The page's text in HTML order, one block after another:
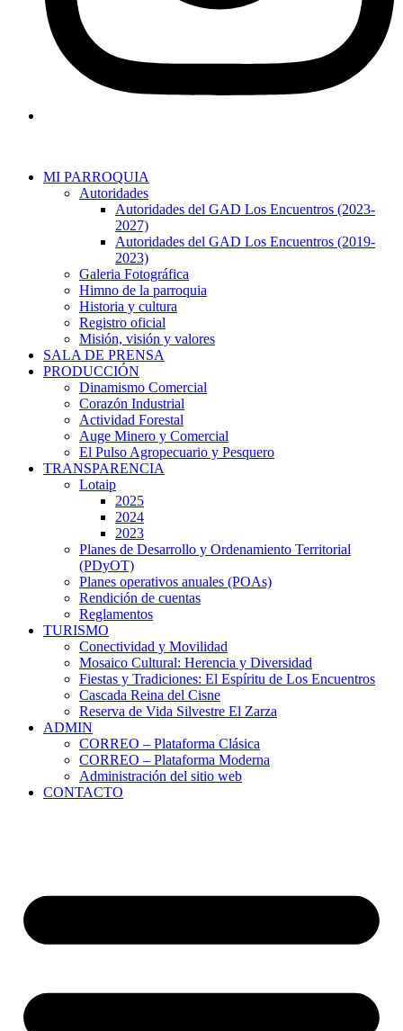
MI PARROQUIA
Autoridades
Autoridades del GAD Los Encuentros (2023-
2027)
Autoridades del GAD Los Encuentros (2019-
2023)
Galeria Fotográfica
Himno de la parroquia
Historia y cultura
Registro oficial
Misión, visión y valores
SALA DE PRENSA
PRODUCCIÓN
Dinamismo Comercial
Corazón Industrial
Actividad Forestal
Auge Minero y Comercial
El Pulso Agropecuario y Pesquero
TRANSPARENCIA
Lotaip
2025
2024
2023
Planes de Desarrollo y Ordenamiento Territorial
(PDyOT)
Planes operativos anuales (POAs)
Rendición de cuentas
Reglamentos
TURISMO
Conectividad y Movilidad
Mosaico Cultural: Herencia y Diversidad
Fiestas y Tradiciones: El Espíritu de Los Encuentros
Cascada Reina del Cisne
Reserva de Vida Silvestre El Zarza
ADMIN
CORREO – Plataforma Clásica
CORREO – Plataforma Moderna
Administración del sitio web
CONTACTO